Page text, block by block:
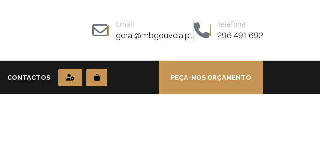
Email
geral@mbgouveia.pt
Telefone
296 491 692
CONTACTOS PEÇA-NOS ORÇAMENTO